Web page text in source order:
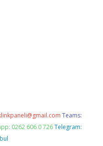
Teams:
0262 606 0 726 Telegram: